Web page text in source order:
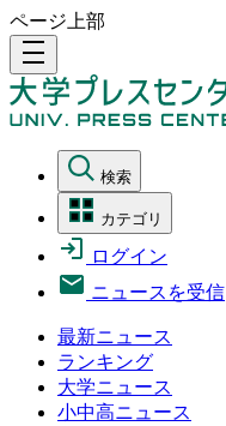
ページ上部
density_medium
検索
カテゴリ
ログイン
ニュースを受信
最新ニュース
ランキング
大学ニュース
小中高ニュース